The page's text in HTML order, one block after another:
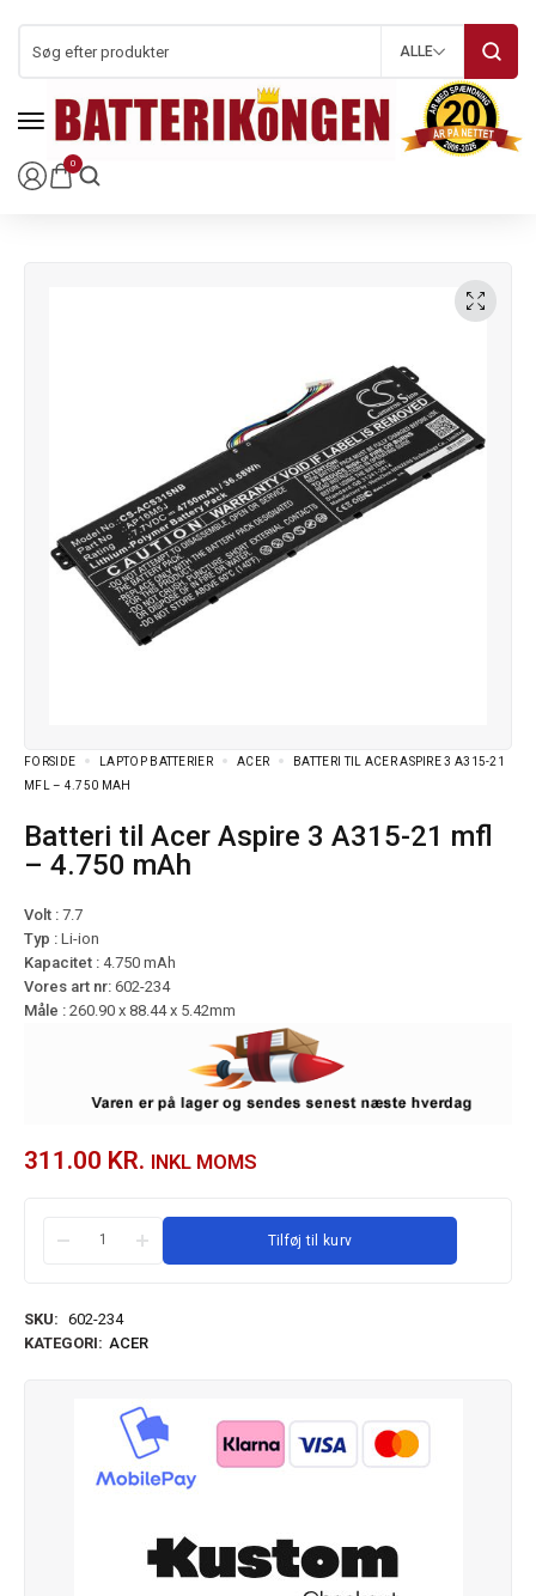
0
ALLE
FORSIDE LAPTOP BATTERIER ACER
BATTERI TIL ACER ASPIRE 3 A315-21
MFL – 4.750 MAH
Batteri til Acer Aspire 3 A315-21 mfl
– 4.750 mAh
Volt : 7.7
Typ : Li-ion
Kapacitet : 4.750 mAh
Vores art nr: 602-234
Måle : 260.90 x 88.44 x 5.42mm
311.00 KR. INKL MOMS
Tilføj til kurv
SKU: 602-234
KATEGORI: ACER